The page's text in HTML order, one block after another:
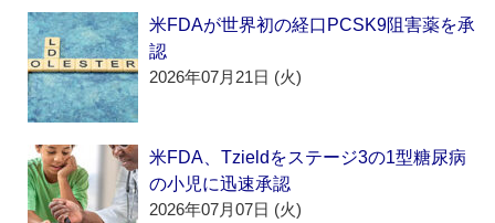
米FDAが世界初の経口PCSK9阻害薬を承
認
2026年07月21日 (火)
米FDA、Tzieldをステージ3の1型糖尿病
の小児に迅速承認
2026年07月07日 (火)